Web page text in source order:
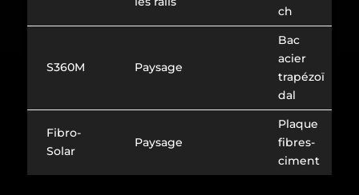
ch
S360M Paysage
Bac
acier
trapézoï
dal
Fibro-
Solar
Paysage
Plaque
fibres-
ciment